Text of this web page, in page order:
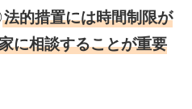
法的措置には時間制限が
に相談することが重要